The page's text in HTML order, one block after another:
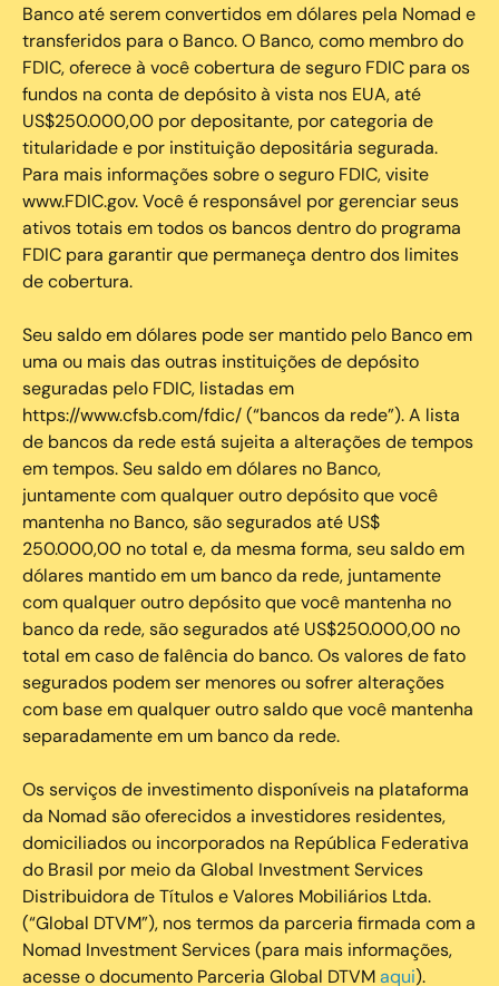
Banco até serem convertidos em dólares pela Nomad e
transferidos para o Banco. O Banco, como membro do
FDIC, oferece à você cobertura de seguro FDIC para os
fundos na conta de depósito à vista nos EUA, até
US$250.000,00 por depositante, por categoria de
titularidade e por instituição depositária segurada.
Para mais informações sobre o seguro FDIC, visite
www.FDIC.gov. Você é responsável por gerenciar seus
ativos totais em todos os bancos dentro do programa
FDIC para garantir que permaneça dentro dos limites
de cobertura.
Seu saldo em dólares pode ser mantido pelo Banco em
uma ou mais das outras instituições de depósito
seguradas pelo FDIC, listadas em
https://www.cfsb.com/fdic/ (“bancos da rede”). A lista
de bancos da rede está sujeita a alterações de tempos
em tempos. Seu saldo em dólares no Banco,
juntamente com qualquer outro depósito que você
mantenha no Banco, são segurados até US$
250.000,00 no total e, da mesma forma, seu saldo em
dólares mantido em um banco da rede, juntamente
com qualquer outro depósito que você mantenha no
banco da rede, são segurados até US$250.000,00 no
total em caso de falência do banco. Os valores de fato
segurados podem ser menores ou sofrer alterações
com base em qualquer outro saldo que você mantenha
separadamente em um banco da rede.
Os serviços de investimento disponíveis na plataforma
da Nomad são oferecidos a investidores residentes,
domiciliados ou incorporados na República Federativa
do Brasil por meio da Global Investment Services
Distribuidora de Títulos e Valores Mobiliários Ltda.
(“Global DTVM”), nos termos da parceria firmada com a
Nomad Investment Services (para mais informações,
acesse o documento Parceria Global DTVMaqui).